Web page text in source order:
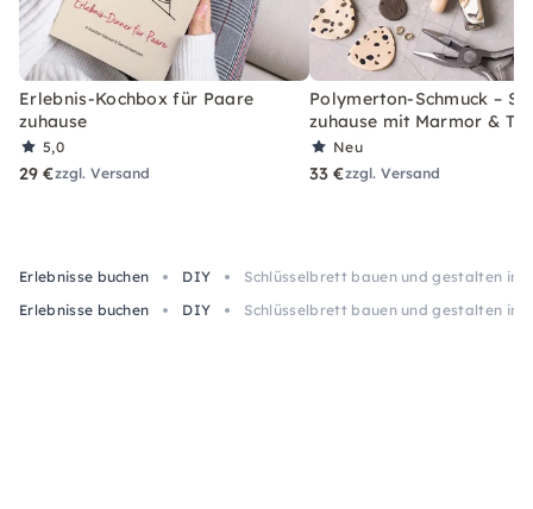
Erlebnis-Kochbox für Paare
zuhause
5,0
29 €zzgl. Versand
Polymerton-Schmuck –
zuhause mit Marmor &
Neu
33 €zzgl. Versand
Erlebnisse buchen DIY
Schlüsselbrett bauen und gestalten in
Erlebnisse buchen
DIY Schlüsselbrett bauen und gestalten in